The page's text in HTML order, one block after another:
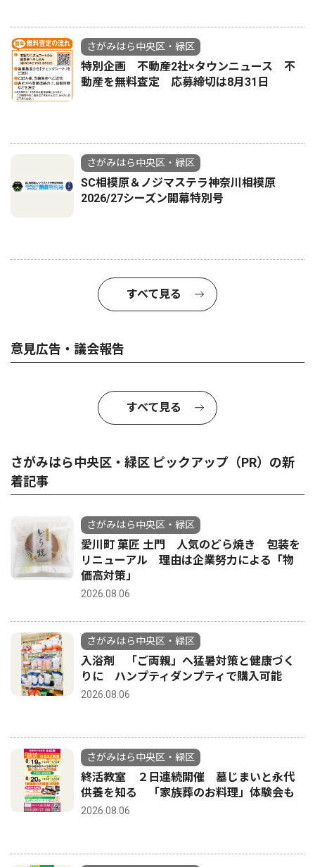
さがみはら中央区・緑区
特別企画 不動産2社×タウンニュース 不
動産を無料査定 応募締切は8月31日
さがみはら中央区・緑区
SC相模原＆ノジマステラ神奈川相模原
2026/27シーズン開幕特別号
すべて見る
意見広告・議会報告
すべて見る
さがみはら中央区・緑区 ピックアップ（PR）の新
着記事
さがみはら中央区・緑区
愛川町 菓匠 土門 人気のどら焼き 包装を
リニューアル 理由は企業努力による「物
価高対策」
2026.08.06
さがみはら中央区・緑区
入浴剤 「ご両親」へ猛暑対策と健康づく
りに ハンプティダンプティで購入可能
2026.08.06
さがみはら中央区・緑区
終活教室 ２日連続開催 墓じまいと永代
供養を知る 「家族葬のお料理」体験会も
2026.08.06